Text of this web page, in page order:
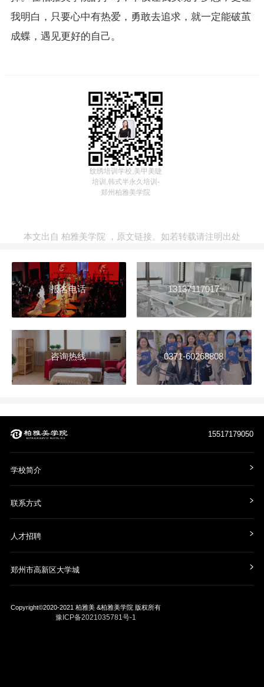
我明白，只要心中有热爱，勇敢去追求，就一定能破茧
成蝶，遇见更好的自己。
纹绣培训学校,美甲美睫
培训,韩式半永久培训-
郑州柏雅美学院
本文出自 柏雅美学院 ， 原文链接。如若转载请注明出处
报名电话 13137117017
咨询热线 0371-60268808
15517179050
学校简介
联系方式
人才招聘
郑州市高新区大学城
Copyright©2020-2021 柏雅美 &柏雅美学院 版权所有
豫ICP备2021035781号-1